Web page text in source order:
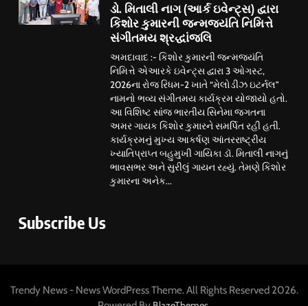
ડો. મિતાલી નાગ (આર્ક ઇવેન્ટ્સ) દ્વારા
કિશોર કુમારની જન્મજયંતિ નિમિત્તે
સંગીતમય શ્રદ્ધાંજલિ
અમદાવાદ :- કિશોર કુમારની જન્મજયંતિ
નિમિત્તે એઆરકે ઇવેન્ટ્સ દ્વારા 3 ઓગસ્ટ,
2026ના રોજ રિધમ-2 ખાતે “મેલોડીઝ ઇટર્નલ”
નામનો ભવ્ય સંગીતમય કાર્યક્રમ યોજાયો હતો.
આ વિશિષ્ટ સાંજ ભારતીય સિનેમા જગતના
અમર ગાયક કિશોર કુમારને સમર્પિત રહી હતી.
કાર્યક્રમનું મુખ્ય આકર્ષણ આંતરરાષ્ટ્રીય
ખ્યાતિપ્રાપ્ત બહુમુખી ગાયિકા ડૉ. મિતાલી નાગનું
ભાવસભર અને સુરીલું ગાયન રહ્યું. તેમણે કિશોર
કુમારના અનેક...
Subscribe Us
Trendy News - News WordPress Theme. All Rights Reserved 2026.